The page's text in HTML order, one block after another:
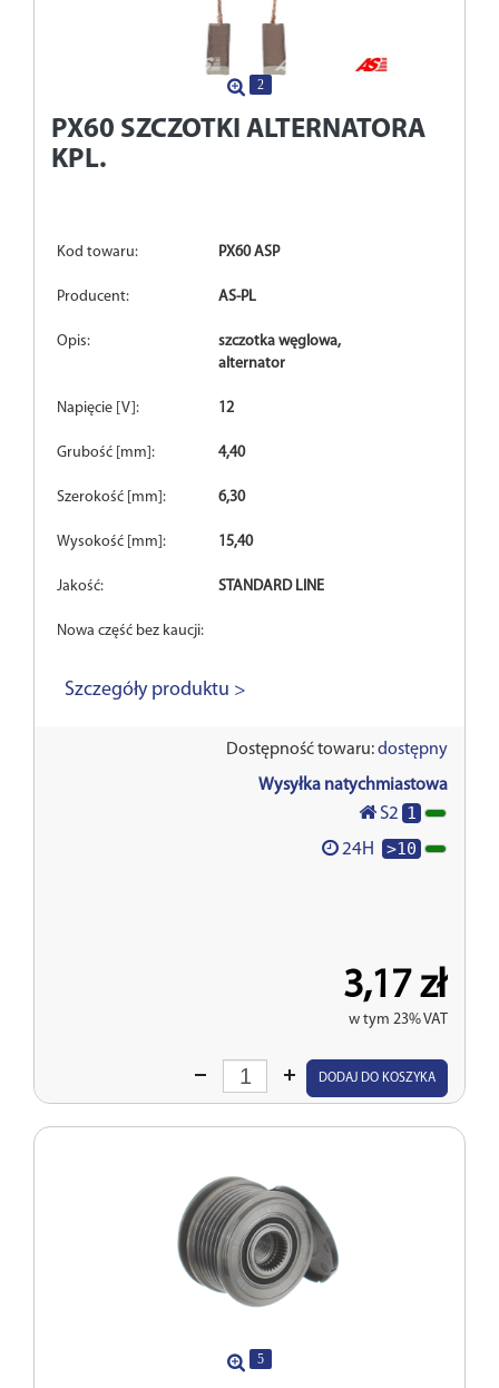
2
PX60 SZCZOTKI ALTERNATORA
KPL.
Kod towaru: PX60 ASP
Producent: AS-PL
Opis:
szczotka węglowa,
alternator
Napięcie [V]: 12
Grubość [mm]: 4,40
Szerokość [mm]: 6,30
Wysokość [mm]: 15,40
Jakość: STANDARD LINE
Nowa część bez kaucji:
Szczegóły produktu >
Dostępność towaru:dostępny
Wysyłka natychmiastowa
S2 1
24H >10
3,17 zł
w tym 23% VAT
Wprowadź
DODAJ DO KOSZYKA
5